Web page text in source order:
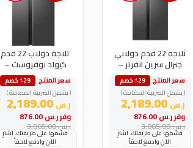
ثلاجه 22 قدم دولابي
جنرال سرين انفرتر –
فضيسعر المنتج
٪29 خصم
( يشمل الضريبة المضافة )
ر.س2,189.00
وفرر.س
ر.س3,065.00
قسّمها على طريقتك. اشترِ
الآن وادفع لاحقاً
ثلاجة دولاب 22 قدم
كيولد نوفروست –
فضيسعر المنتج
٪29 خصم
( يشمل الضريبة المضافة )
ر.س2,189.00
وفرر.س876.00
ر.س3,065.00
قسّمها على طريقتك. اشترِ
الآن وادفع لاحقاً